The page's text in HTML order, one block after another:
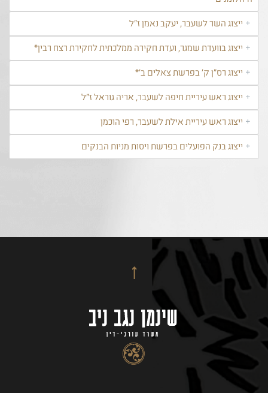
ייצוג השר לשעבר, יעקב נאמן ז"ל
ייצוג בוועדת שמגר, ועדת חקירה ממלכתית לחקירת רצח רבין*
ייצוג רס"ן ק' בפרשת צאלים ב'*
ייצוג ראש עיריית חיפה לשעבר, אריה גוראל ז"ל
ייצוג ראש עיריית אילת לשעבר, רפי הוכמן
ייצוג בנק הפועלים בפרשת ויסות מניות הבנקים